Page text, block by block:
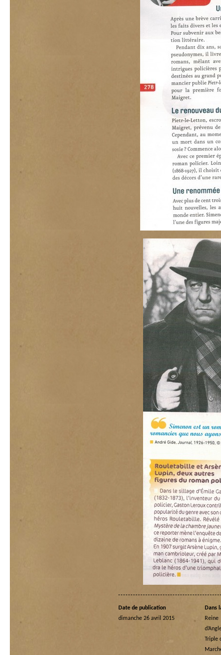
Date de publication
dimanche 26 avril 2015
Dans
Triple